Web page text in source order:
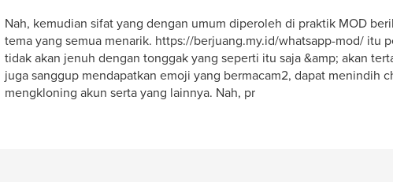
Nah, kemudian sifat yang dengan umum diperoleh di praktik MOD
tema yang semua menarik. https://berjuang.my.id/whatsapp-mod/ itu
tidak akan jenuh dengan tonggak yang seperti itu saja &amp; akan
juga sanggup mendapatkan emoji yang bermacam2, dapat menindih
mengkloning akun serta yang lainnya. Nah, pr